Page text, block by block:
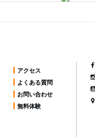
アクセス
よくある質問
お問い合わせ
無料体験